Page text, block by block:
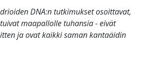
DNA:n tutkimukset osoittavat,
maapallolle tuhansia - eivät
ja ovat kaikki saman kantaäidin